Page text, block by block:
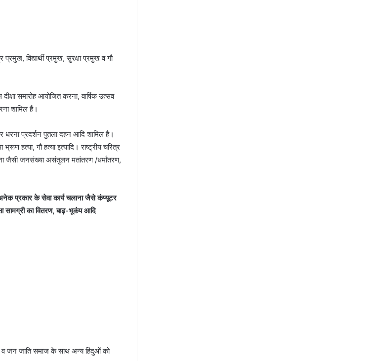
विद्यार्थी प्रमुख, सुरक्षा प्रमुख व गौ
समारोह आयोजित करना, वार्षिक उत्सव
शामिल हैं।
धरना प्रदर्शन पुतला दहन आदि शामिल है।
हत्या, गौ हत्या इत्यादि। राष्ट्रीय चरित्र
जैसी जनसंख्या असंतुलन मतांतरण /धर्मांतरण,
प्रकार के सेवा कार्य चलाना जैसे कंप्यूटर
सामग्री का वितरण, बाढ़-भूकंप आदि
व जन जाति समाज के साथ अन्य हिंदुओं को